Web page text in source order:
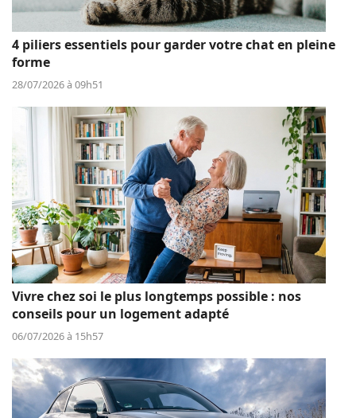
4 piliers essentiels pour garder votre chat en pleine
forme
28/07/2026 à 09h51
Vivre chez soi le plus longtemps possible : nos
conseils pour un logement adapté
06/07/2026 à 15h57